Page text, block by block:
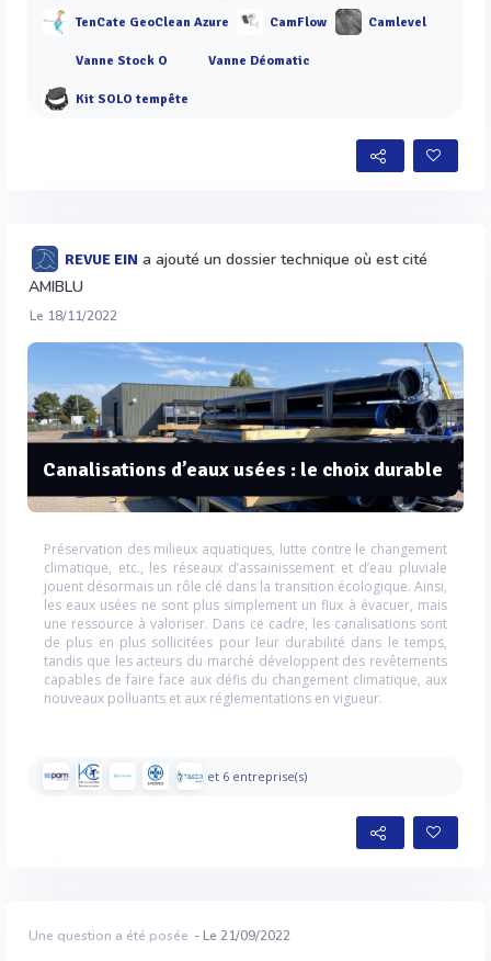
TenCate GeoClean Azure CamFlow Camlevel
Vanne Stock O Vanne Déomatic
Kit SOLO tempête
REVUE EIN a ajouté un dossier technique où est cité
AMIBLU
Le 18/11/2022
Canalisations d’eaux usées : le choix durable
Préservation des milieux aquatiques, lutte contre le changement
climatique, etc., les réseaux d’assainissement et d’eau pluviale
jouent désormais un rôle clé dans la transition écologique. Ainsi,
les eaux usées ne sont plus simplement un flux à évacuer, mais
une ressource à valoriser. Dans ce cadre, les canalisations sont
de plus en plus sollicitées pour leur durabilité dans le temps,
tandis que les acteurs du marché développent des revêtements
capables de faire face aux défis du changement climatique, aux
nouveaux polluants et aux réglementations en vigueur.
et 6 entreprise(s)
Une question a été posée - Le 21/09/2022